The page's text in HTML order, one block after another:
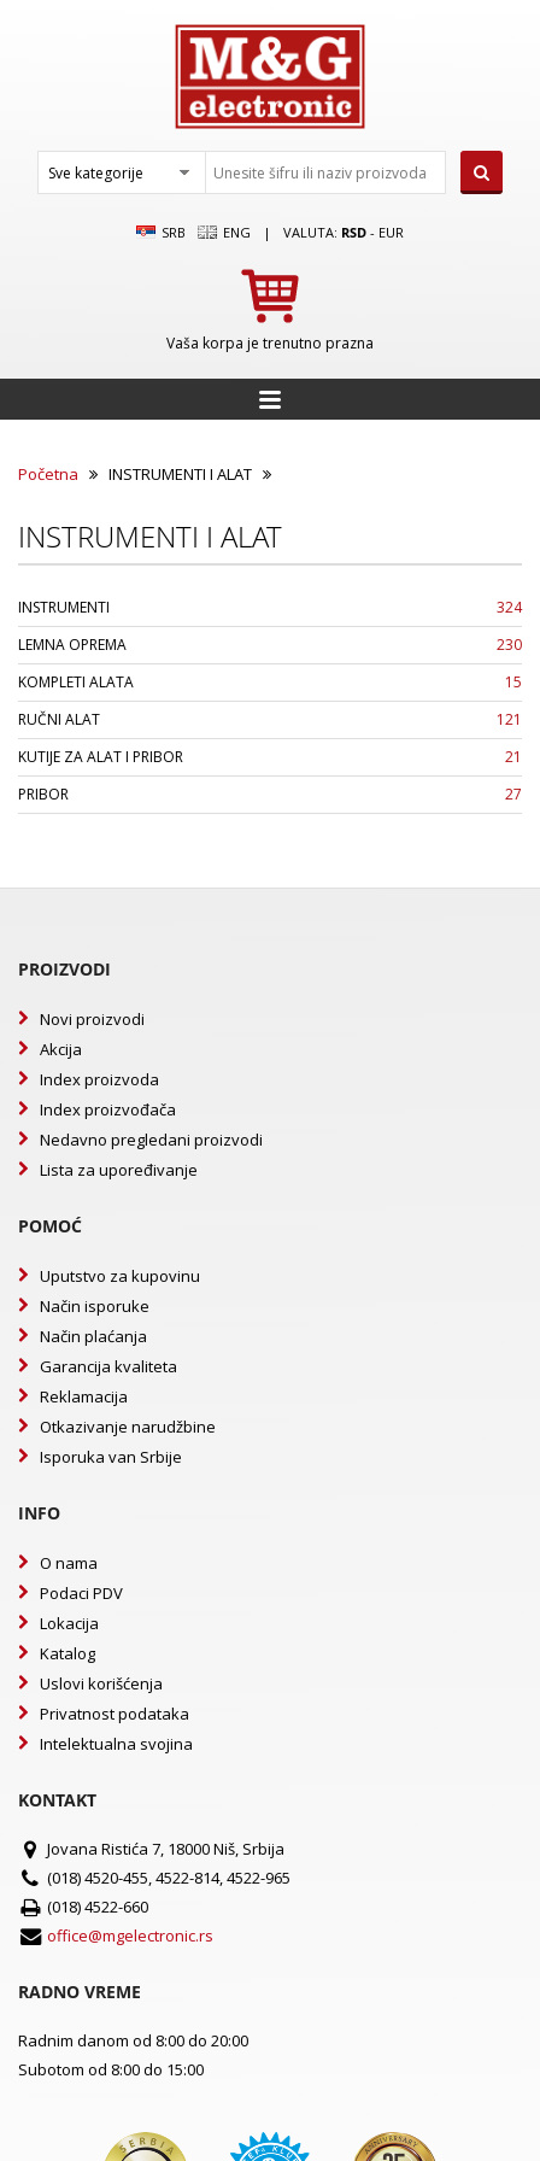
SRB ENG | VALUTA: RSD - EUR
Vaša korpa je trenutno prazna
Početna INSTRUMENTI I ALAT
INSTRUMENTI I ALAT
INSTRUMENTI
324
LEMNA OPREMA
230
KOMPLETI ALATA
15
RUČNI ALAT
121
KUTIJE ZA ALAT I PRIBOR
21
PRIBOR
27
PROIZVODI
Novi proizvodi
Akcija
Index proizvoda
Index proizvođača
Nedavno pregledani proizvodi
Lista za upoređivanje
POMOĆ
Uputstvo za kupovinu
Način isporuke
Način plaćanja
Garancija kvaliteta
Reklamacija
Otkazivanje narudžbine
Isporuka van Srbije
INFO
O nama
Podaci PDV
Lokacija
Katalog
Uslovi korišćenja
Privatnost podataka
Intelektualna svojina
KONTAKT
Jovana Ristića 7, 18000 Niš, Srbija
(018) 4520-455, 4522-814, 4522-965
(018) 4522-660
office@mgelectronic.rs
RADNO VREME
Radnim danom od 8:00 do 20:00
Subotom od 8:00 do 15:00